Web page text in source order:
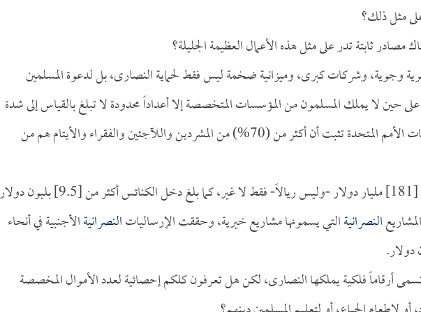
مثل ذلك؟
ثابتة تدر على مثل هذه الأعمال العظيمة الجليلة؟
وجوية، وشركات كبرى، وميزانية ضخمة ليس فقط لحماية النصارى، بل لدعوة المسلمين
حين لا يملك المسلمون من المؤسسات المتخصصة إلا أعداداً محدودة لا تبلغ بالقياس إلى شدة
الحاجة شيئاً يذكر، خاصة وإحصائيات الأمم المتحدة تثبت أن أكثر من (70%) من المشردين واللآجئين والفقراء والأيتام هم من
إن ميزانية التنصير قبل عامين بلغت [181] مليار دولار -وليس ريالاً- فقط لا غير، كما بلغ دخل الكنائس أكثر
النصرانيةالتي يسمونها مشاريع خيرية، وحققت الإرسالياتالنصرانيةالأجنبية في أنحاء
تسمى أرقاماً فلكية يملكها النصارى، لكن هل تعرفون كلكم إحصائية لعدد الأموال المخصصة